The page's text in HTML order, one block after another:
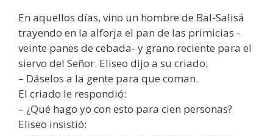
En aquellos días, vino un hombre de Bal-Salisá
trayendo en la alforja el pan de las primicias -
veinte panes de cebada- y grano reciente para el
siervo del Señor. Eliseo dijo a su criado:
– Dáselos a la gente para que coman.
El criado le respondió:
– ¿Qué hago yo con esto para cien personas?
Eliseo insistió: